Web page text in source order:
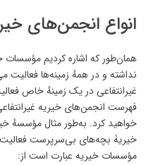
انواع انجمن‌های
همان‌طور که اشاره کردیم
نداشته و در همهٔ زمینه‌ها فعالیت
غیرانتفاعی در یک زمینهٔ خاص
فهرست انجمن‌های خیریه
خواهید کرد. به‌طور مثال مؤسسهٔ
خیریۀ بچه‌های بی‌سرپرست
مؤسسات خیریه عبارت است از: